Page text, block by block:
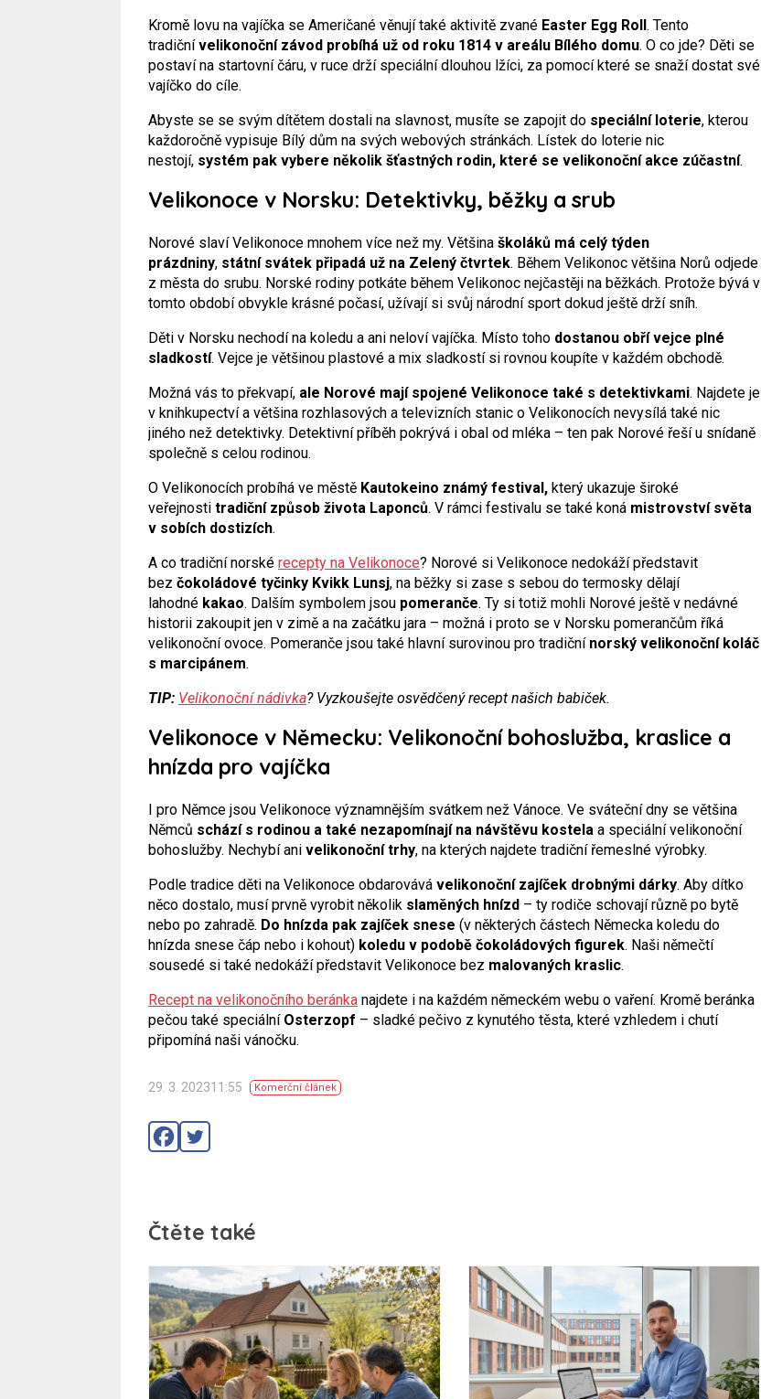
Kromě lovu na vajíčka se Američané věnují také aktivitě zvané Easter Egg Roll. Tento
tradičnívelikonoční závod probíhá už od roku 1814 v areálu Bílého domu. O co jde? Děti se
postaví na startovní čáru, v ruce drží speciální dlouhou lžíci, za pomocí které se snaží dostat své
vajíčko do cíle.
Abyste se se svým dítětem dostali na slavnost, musíte se zapojit do speciální loterie, kterou
každoročně vypisuje Bílý dům na svých webových stránkách. Lístek do loterie nic
nestojí, systém pak vybere několik šťastných rodin, které se velikonoční akce zúčastní.
Velikonoce v Norsku: Detektivky, běžky a srub
Norové slaví Velikonoce mnohem více než my. Většina školáků má celý týden
prázdniny, státní svátek připadá už na Zelený čtvrtek. Během Velikonoc většina Norů odjede
z města do srubu. Norské rodiny potkáte během Velikonoc nejčastěji na běžkách. Protože bývá v
tomto období obvykle krásné počasí, užívají si svůj národní sport dokud ještě drží sníh.
Děti v Norsku nechodí na koledu a ani neloví vajíčka. Místo toho dostanou obří vejce plné
sladkostí. Vejce je většinou plastové a mix sladkostí si rovnou koupíte v každém obchodě.
Možná vás to překvapí, ale Norové mají spojené Velikonoce také s detektivkami. Najdete je
v knihkupectví a většina rozhlasových a televizních stanic o Velikonocích nevysílá také nic
jiného než detektivky. Detektivní příběh pokrývá i obal od mléka – ten pak Norové řeší u snídaně
společně s celou rodinou.
O Velikonocích probíhá ve městě Kautokeino známý festival, který ukazuje široké
veřejnosti tradiční způsob života Laponců. V rámci festivalu se také koná mistrovství světa
v sobích dostizích.
A co tradiční norské recepty na Velikonoce? Norové si Velikonoce nedokáží představit
bez čokoládové tyčinky Kvikk Lunsj, na běžky si zase s sebou do termosky dělají
lahodné kakao. Dalším symbolem jsou pomeranče. Ty si totiž mohli Norové ještě v nedávné
historii zakoupit jen v zimě a na začátku jara – možná i proto se v Norsku pomerančům říká
velikonoční ovoce. Pomeranče jsou také hlavní surovinou pro tradiční norský velikonoční koláč
s marcipánem.
TIP: Velikonoční nádivka? Vyzkoušejte osvědčený recept našich babiček.
Velikonoce v Německu: Velikonoční bohoslužba, kraslice a
hnízda pro vajíčka
I pro Němce jsou Velikonoce významnějším svátkem než Vánoce. Ve sváteční dny se většina
Němců schází s rodinou a také nezapomínají na návštěvu kostela a speciální velikonoční
bohoslužby. Nechybí ani velikonoční trhy, na kterých najdete tradiční řemeslné výrobky.
Podle tradice děti na Velikonoce obdarovává velikonoční zajíček drobnými dárky. Aby dítko
něco dostalo, musí prvně vyrobit několik slaměných hnízd – ty rodiče schovají různě po bytě
nebo po zahradě. Do hnízda pak zajíček snese (v některých částech Německa koledu do
hnízda snese čáp nebo i kohout) koledu v podobě čokoládových figurek. Naši němečtí
sousedé si také nedokáží představit Velikonoce bez malovaných kraslic.
Recept na velikonočního beránka najdete i na každém německém webu o vaření. Kromě beránka
pečou také speciální Osterzopf – sladké pečivo z kynutého těsta, které vzhledem i chutí
připomíná naši vánočku.
29. 3. 202311:55 Komerční článek
Čtěte také